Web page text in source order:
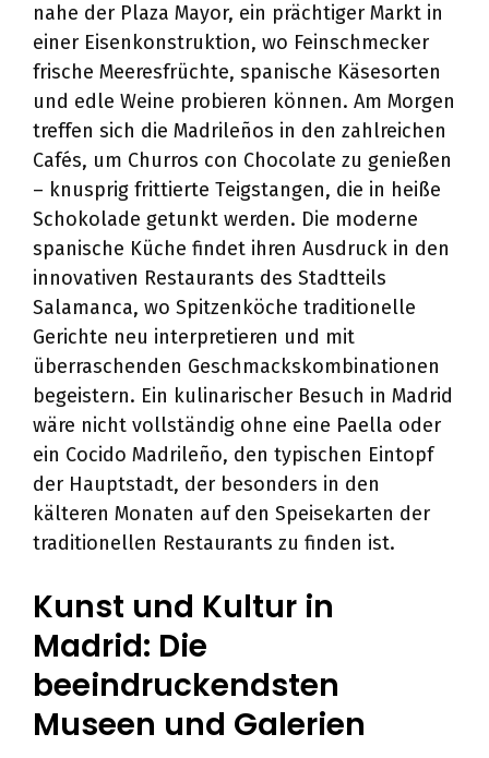
nahe der Plaza Mayor, ein prächtiger Markt in
einer Eisenkonstruktion, wo Feinschmecker
frische Meeresfrüchte, spanische Käsesorten
und edle Weine probieren können. Am Morgen
treffen sich die Madrileños in den zahlreichen
Cafés, um Churros con Chocolate zu genießen
– knusprig frittierte Teigstangen, die in heiße
Schokolade getunkt werden. Die moderne
spanische Küche findet ihren Ausdruck in den
innovativen Restaurants des Stadtteils
Salamanca, wo Spitzenköche traditionelle
Gerichte neu interpretieren und mit
überraschenden Geschmackskombinationen
begeistern. Ein kulinarischer Besuch in Madrid
wäre nicht vollständig ohne eine Paella oder
ein Cocido Madrileño, den typischen Eintopf
der Hauptstadt, der besonders in den
kälteren Monaten auf den Speisekarten der
traditionellen Restaurants zu finden ist.
Kunst und Kultur in
Madrid: Die
beeindruckendsten
Museen und Galerien